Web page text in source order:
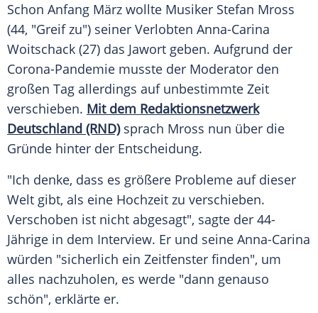
Schon Anfang März wollte Musiker Stefan Mross
(44, "Greif zu") seiner Verlobten Anna-Carina
Woitschack (27) das Jawort geben. Aufgrund der
Corona-Pandemie musste der Moderator den
großen Tag allerdings auf unbestimmte Zeit
verschieben. Mit dem Redaktionsnetzwerk
Deutschland (RND)sprach Mross nun über die
Gründe hinter der Entscheidung.
"Ich denke, dass es größere Probleme auf dieser
Welt gibt, als eine Hochzeit zu verschieben.
Verschoben ist nicht abgesagt", sagte der 44-
Jährige in dem Interview. Er und seine Anna-Carina
würden "sicherlich ein Zeitfenster finden", um
alles nachzuholen, es werde "dann genauso
schön", erklärte er.